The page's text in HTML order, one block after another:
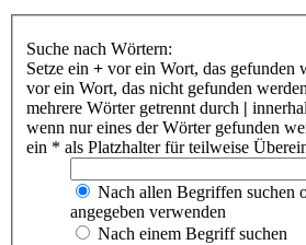
Suche nach Wörtern:
Setze ein + vor ein Wort, das gefunden
vor ein Wort, das nicht gefunden
mehrere Wörter getrennt durch |
wenn nur eines der Wörter gefunden
ein * als Platzhalter für teilweise
Nach allen Begriffen suchen
angegeben verwenden
Nach einem Begriff suchen